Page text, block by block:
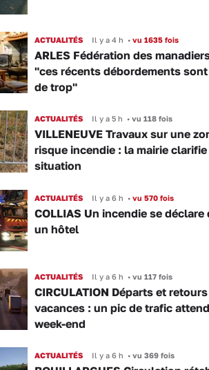
ACTUALITÉS Il y a 4 h •vu 1635 fois
ARLES Fédération des
"ces récents débordements
de trop"
ACTUALITÉS Il y a 5 h •vu 118 fois
VILLENEUVE Travaux sur une
risque incendie : la mairie
situation
ACTUALITÉS Il y a 6 h •vu 570 fois
COLLIAS Un incendie se déclare
un hôtel
ACTUALITÉS Il y a 6 h •vu 117 fois
CIRCULATION Départs et
vacances : un pic de trafic
week-end
ACTUALITÉS Il y a 6 h •vu 369 fois